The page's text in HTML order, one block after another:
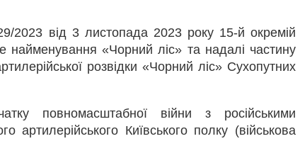
2023 від 3 листопада 2023 року 15-й окремій
найменування «Чорний ліс» та надалі частину
розвідки «Чорний ліс» Сухопутних
повномасштабної війни з російськими
артилерійського Київського полку (військова